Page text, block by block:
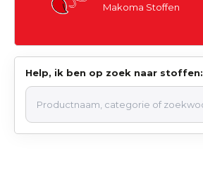
Makoma Stoffen
Help, ik ben op zoek naar stoffen: